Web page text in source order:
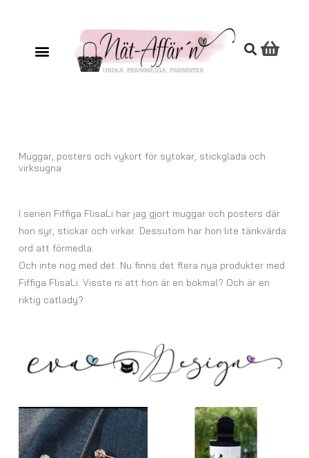
Muggar, posters och vykort för sytokar, stickglada och
virksugna
I serien Fiffiga FlisaLi har jag gjort muggar och posters där
hon syr, stickar och virkar. Dessutom har hon lite tänkvärda
ord att förmedla.
Och inte nog med det. Nu finns det flera nya produkter med
Fiffiga FlisaLi. Visste ni att hon är en bokmal? Och är en
riktig catlady?